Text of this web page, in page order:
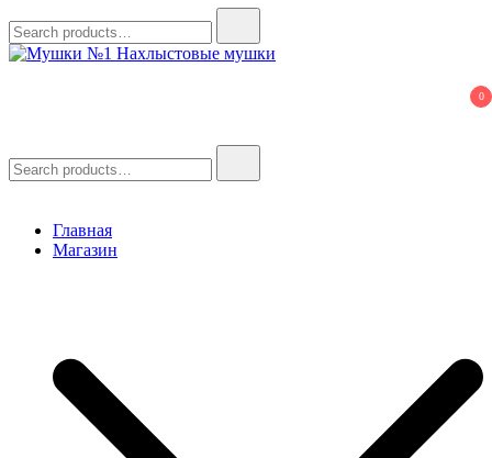
for:
0
for:
Главная
Магазин